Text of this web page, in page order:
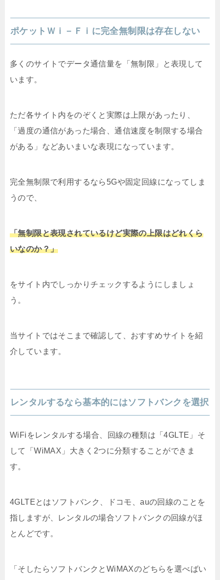
ポケットＷｉ－Ｆｉに完全無制限は存在しない
多くのサイトでデータ通信量を「無制限」と表現して
います。
ただ各サイト内をのぞくと実際は上限があったり、
「過度の通信があった場合、通信速度を制限する場合
がある」などあいまいな表現になっています。
完全無制限で利用するなら5Gや固定回線になってしま
うので、
「無制限と表現されているけど実際の上限はどれくら
いなのか？」
をサイト内でしっかりチェックするようにしましょ
う。
当サイトではそこまで確認して、おすすめサイトを紹
介しています。
レンタルするなら基本的にはソフトバンクを選択
WiFiをレンタルする場合、回線の種類は「4GLTE」そ
して「WiMAX」大きく2つに分類することができま
す。
4GLTEとはソフトバンク、ドコモ、auの回線のことを
指しますが、レンタルの場合ソフトバンクの回線がほ
とんどです。
「そしたらソフトバンクとWiMAXのどちらを選べばい